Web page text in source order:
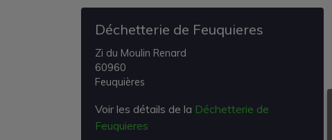
Déchetterie de Feuquieres
Zi du Moulin Renard
60960
Feuquières
Voir les détails de la Déchetterie de
Feuquieres